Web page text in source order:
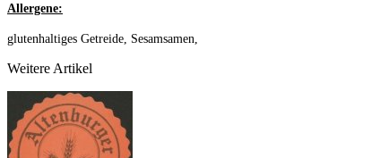
Allergene:
glutenhaltiges Getreide, Sesamsamen,
Weitere Artikel